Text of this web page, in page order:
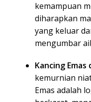
kemampuan
diharapkan
yang keluar
mengumbar
Kancing Emas
kemurnian
Emas adalah